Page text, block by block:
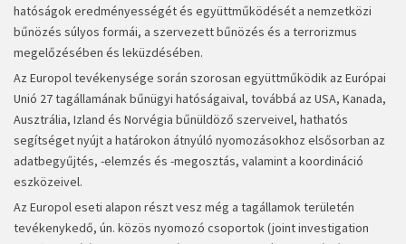
hatóságok eredményességét és együttműködését a nemzetközi
bűnözés súlyos formái, a szervezett bűnözés és a terrorizmus
megelőzésében és leküzdésében.
Az Europol tevékenysége során szorosan együttműködik az Európai
Unió 27 tagállamának bűnügyi hatóságaival, továbbá az USA, Kanada,
Ausztrália, Izland és Norvégia bűnüldöző szerveivel, hathatós
segítséget nyújt a határokon átnyúló nyomozásokhoz elsősorban az
adatbegyűjtés, -elemzés és -megosztás, valamint a koordináció
eszközeivel.
Az Europol eseti alapon részt vesz még a tagállamok területén
tevékenykedő, ún. közös nyomozó csoportok (joint investigation